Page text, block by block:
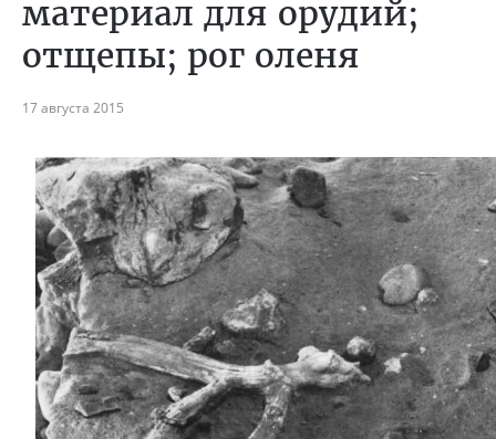
материал для орудий;
отщепы; рог оленя
17 августа 2015